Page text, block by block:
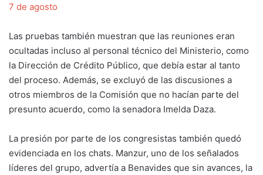
7 de agosto
Las pruebas también muestran que las reuniones eran
ocultadas incluso al personal técnico del Ministerio, como
la Dirección de Crédito Público, que debía estar al tanto
del proceso. Además, se excluyó de las discusiones a
otros miembros de la Comisión que no hacían parte del
presunto acuerdo, como la senadora Imelda Daza.
La presión por parte de los congresistas también quedó
evidenciada en los chats. Manzur, uno de los señalados
líderes del grupo, advertía a Benavides que sin avances, la